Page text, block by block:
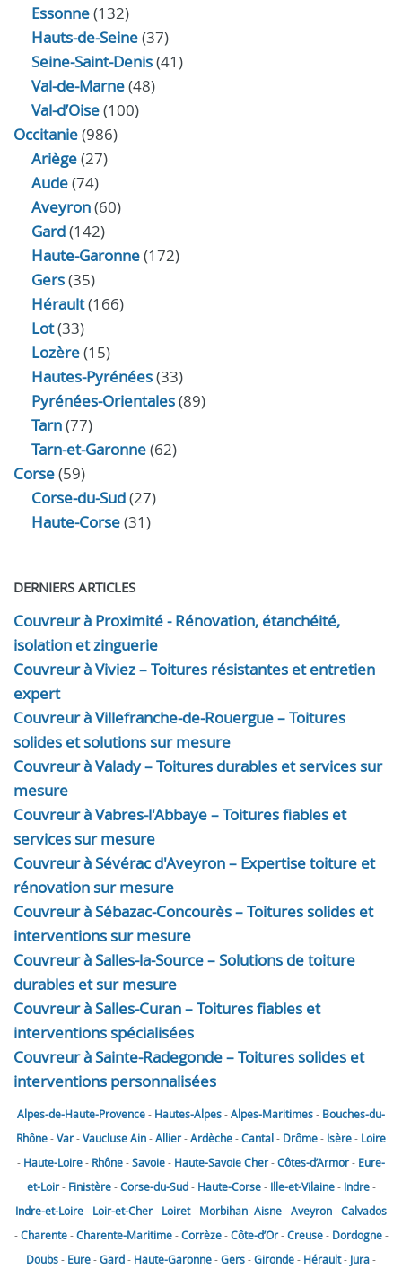
Essonne(132)
Hauts-de-Seine(37)
Seine-Saint-Denis(41)
Val-de-Marne(48)
Val-d’Oise(100)
Occitanie(986)
Ariège(27)
Aude(74)
Aveyron(60)
Gard(142)
Haute-Garonne(172)
Gers(35)
Hérault(166)
Lot(33)
Lozère(15)
Hautes-Pyrénées(33)
Pyrénées-Orientales(89)
Tarn(77)
Tarn-et-Garonne(62)
Corse(59)
Corse-du-Sud(27)
Haute-Corse(31)
DERNIERS ARTICLES
Couvreur à Proximité - Rénovation, étanchéité,
isolation et zinguerie
Couvreur à Viviez – Toitures résistantes et entretien
expert
Couvreur à Villefranche-de-Rouergue – Toitures
solides et solutions sur mesure
Couvreur à Valady – Toitures durables et services sur
mesure
Couvreur à Vabres-l'Abbaye – Toitures fiables et
services sur mesure
Couvreur à Sévérac d'Aveyron – Expertise toiture et
rénovation sur mesure
Couvreur à Sébazac-Concourès – Toitures solides et
interventions sur mesure
Couvreur à Salles-la-Source – Solutions de toiture
durables et sur mesure
Couvreur à Salles-Curan – Toitures fiables et
interventions spécialisées
Couvreur à Sainte-Radegonde – Toitures solides et
interventions personnalisées
Alpes-de-Haute-Provence- Hautes-Alpes-Alpes-Maritimes- Bouches-du-
Rhône-Var-VaucluseAin-Allier-Ardèche-Cantal- Drôme- Isère- Loire
- Haute-Loire- Rhône-Savoie- Haute-SavoieCher-Côtes-d’Armor- Eure-
et-Loir- Finistère-Corse-du-Sud- Haute-Corse- Ille-et-Vilaine- Indre-
Indre-et-Loire- Loir-et-Cher- Loiret- Morbihan-Aisne-Aveyron-Calvados
-Charente-Charente-Maritime-Corrèze-Côte-d’Or-Creuse- Dordogne-
Doubs- Eure-Gard- Haute-Garonne-Gers-Gironde- Hérault- Jura-